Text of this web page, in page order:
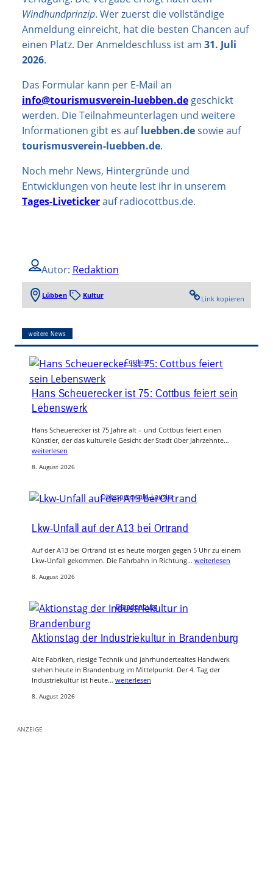
Windhundprinzip. Wer zuerst die vollständige
Anmeldung einreicht, hat die besten Chancen auf
einen Platz. Der Anmeldeschluss ist am 31. Juli
2026.
Das Formular kann per E-Mail an
info@tourismusverein-luebben.de geschickt
werden. Die Teilnahmeunterlagen und weitere
Informationen gibt es aufluebben.desowie auf
tourismusverein-luebben.de.
Noch mehr News, Hintergründe und
Entwicklungen von heute lest ihr in unserem
Tages-Livetickerauf radiocottbus.de.
Autor: Redaktion
Lübben Kultur Link kopieren
weitere News
Cottbus
Hans Scheuerecker ist 75: Cottbus feiert sein
Lebenswerk
Hans Scheuerecker ist 75 Jahre alt – und Cottbus feiert einen
Künstler, der das kulturelle Gesicht der Stadt über Jahrzehnte…
weiterlesen
8. August 2026
Oberspreewald-Lausitz
Lkw-Unfall auf der A13 bei Ortrand
Auf der A13 bei Ortrand ist es heute morgen gegen 5 Uhr zu einem
Lkw-Unfall gekommen. Die Fahrbahn in Richtung… weiterlesen
8. August 2026
Brandenburg
Aktionstag der Industriekultur in Brandenburg
Alte Fabriken, riesige Technik und jahrhundertealtes Handwerk
stehen heute in Brandenburg im Mittelpunkt. Der 4. Tag der
Industriekultur ist heute… weiterlesen
8. August 2026